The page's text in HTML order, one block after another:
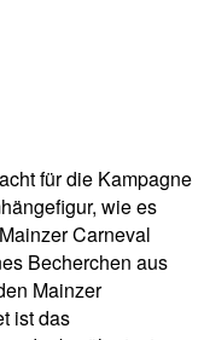
für die Kampagne
wie es
Carneval
Becherchen aus
Mainzer
ist das